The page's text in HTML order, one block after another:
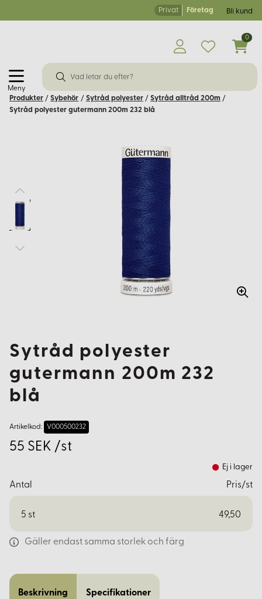
Privat Företag Bli kund
Meny
0
Produkter / Sybehör / Sytråd polyester / Sytråd alltråd 200m /
Sytråd polyester gutermann 200m 232 blå
Sytråd polyester
gutermann 200m 232
blå
Artikelkod: V000500232
55 SEK /st
Ej i lager
Antal Pris/st
5 st 49,50
Gäller endast samma storlek och färg
Beskrivning Specifikationer